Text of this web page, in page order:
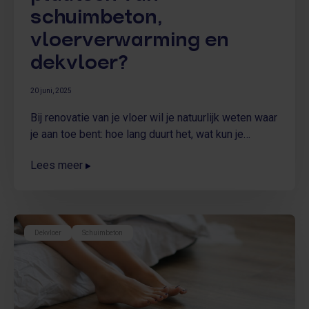
schuimbeton,
vloerverwarming en
dekvloer?
20 juni, 2025
Bij renovatie van je vloer wil je natuurlijk weten waar
je aan toe bent: hoe lang duurt het, wat kun je
verbouwing? In deze blog leggen we uit hoe ons
Lees meer
Dekvloer Schuimbeton